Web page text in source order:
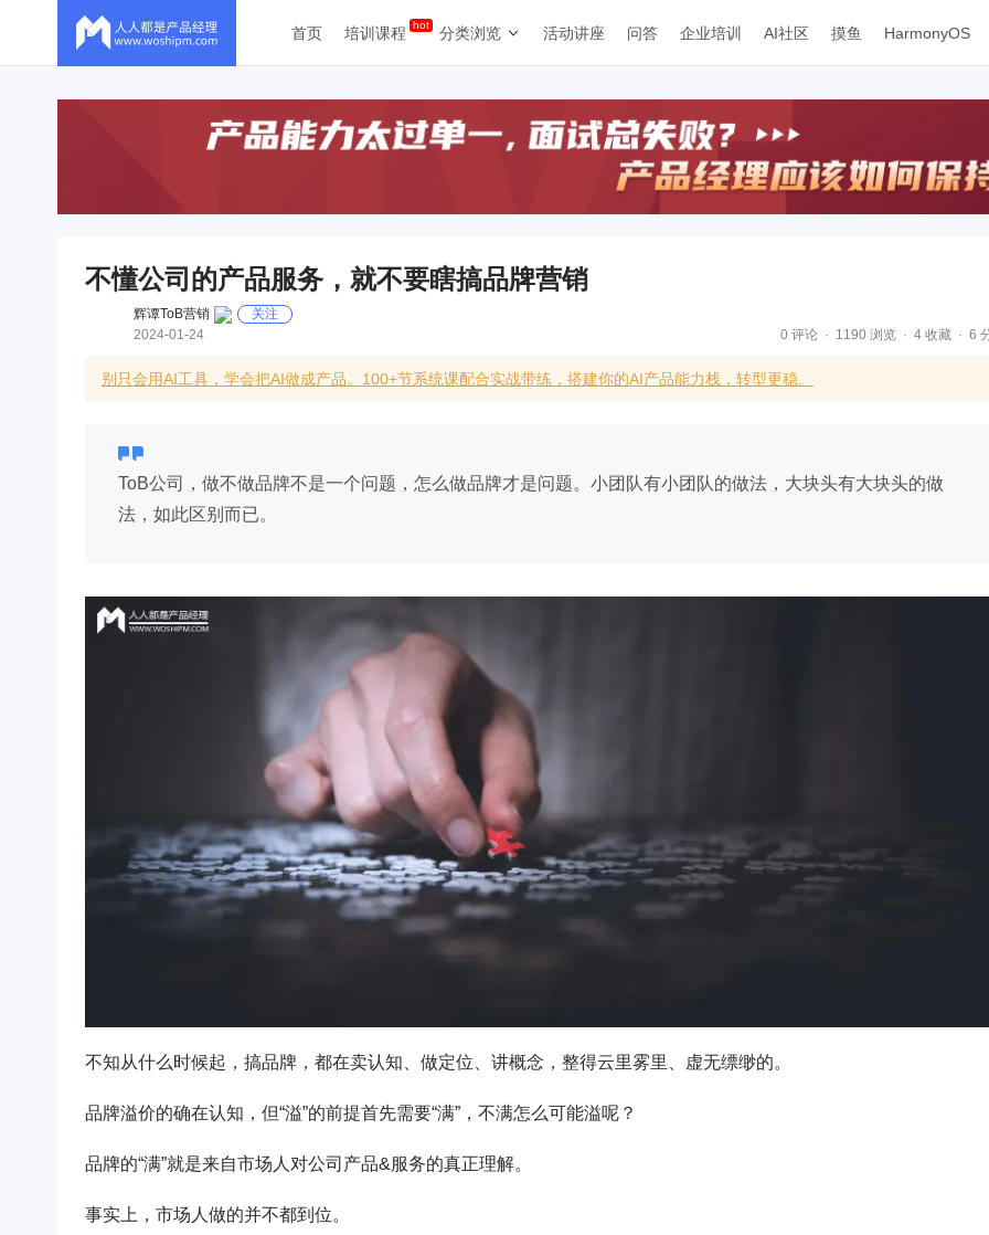
首页 培训课程 分类浏览 活动讲座 问答 企业培训 AI社区 摸鱼 HarmonyOS
不懂公司的产品服务，就不要瞎搞品牌营销
辉谭ToB营销
关注
2024-01-24
0 评论 1190 浏览 4 收藏 6
别只会用AI工具，学会把AI做成产品。100+节系统课配合实战带练，搭建你的AI产品能力栈，转型更稳。
ToB公司，做不做品牌不是一个问题，怎么做品牌才是问题。小团队有小团队的做法，大块头有大块头的做
法，如此区别而已。
不知从什么时候起，搞品牌，都在卖认知、做定位、讲概念，整得云里雾里、虚无缥缈的。
品牌溢价的确在认知，但“溢”的前提首先需要“满”，不满怎么可能溢呢？
品牌的“满”就是来自市场人对公司产品&服务的真正理解。
事实上，市场人做的并不都到位。